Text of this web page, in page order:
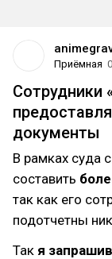
Приёмная
Сотрудники
документы
В рамках суда
составить
так как его
подотчетны
Так я